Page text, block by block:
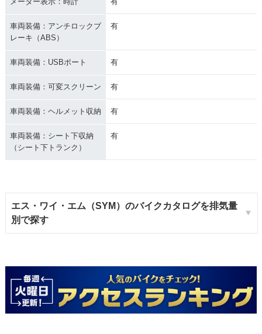
車両装備：アンチロックブ
レーキ（ABS）
有
車両装備：USBポート 有
車両装備：可変スクリーン 有
車両装備：ヘルメット収納 有
車両装備：シート下収納
（シート下トランク）
有
エス・ワイ・エム（SYM）のバイクカタログを排気量
別で探す